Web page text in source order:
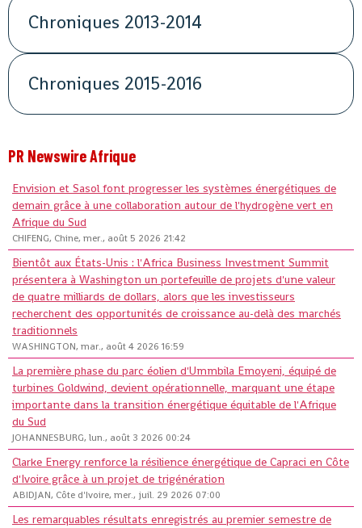
Chroniques 2013-2014
Chroniques 2015-2016
PR Newswire Afrique
Envision et Sasol font progresser les systèmes énergétiques de
demain grâce à une collaboration autour de l'hydrogène vert en
Afrique du Sud
CHIFENG, Chine, mer., août 5 2026 21:42
Bientôt aux États-Unis : l'Africa Business Investment Summit
présentera à Washington un portefeuille de projets d'une valeur
de quatre milliards de dollars, alors que les investisseurs
recherchent des opportunités de croissance au-delà des marchés
traditionnels
WASHINGTON, mar., août 4 2026 16:59
La première phase du parc éolien d'Ummbila Emoyeni, équipé de
turbines Goldwind, devient opérationnelle, marquant une étape
importante dans la transition énergétique équitable de l'Afrique
du Sud
JOHANNESBURG, lun., août 3 2026 00:24
Clarke Energy renforce la résilience énergétique de Capraci en Côte
d'Ivoire grâce à un projet de trigénération
ABIDJAN, Côte d'Ivoire, mer., juil. 29 2026 07:00
Les remarquables résultats enregistrés au premier semestre de